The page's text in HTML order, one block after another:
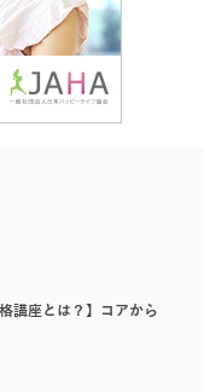
講座とは？】コアから